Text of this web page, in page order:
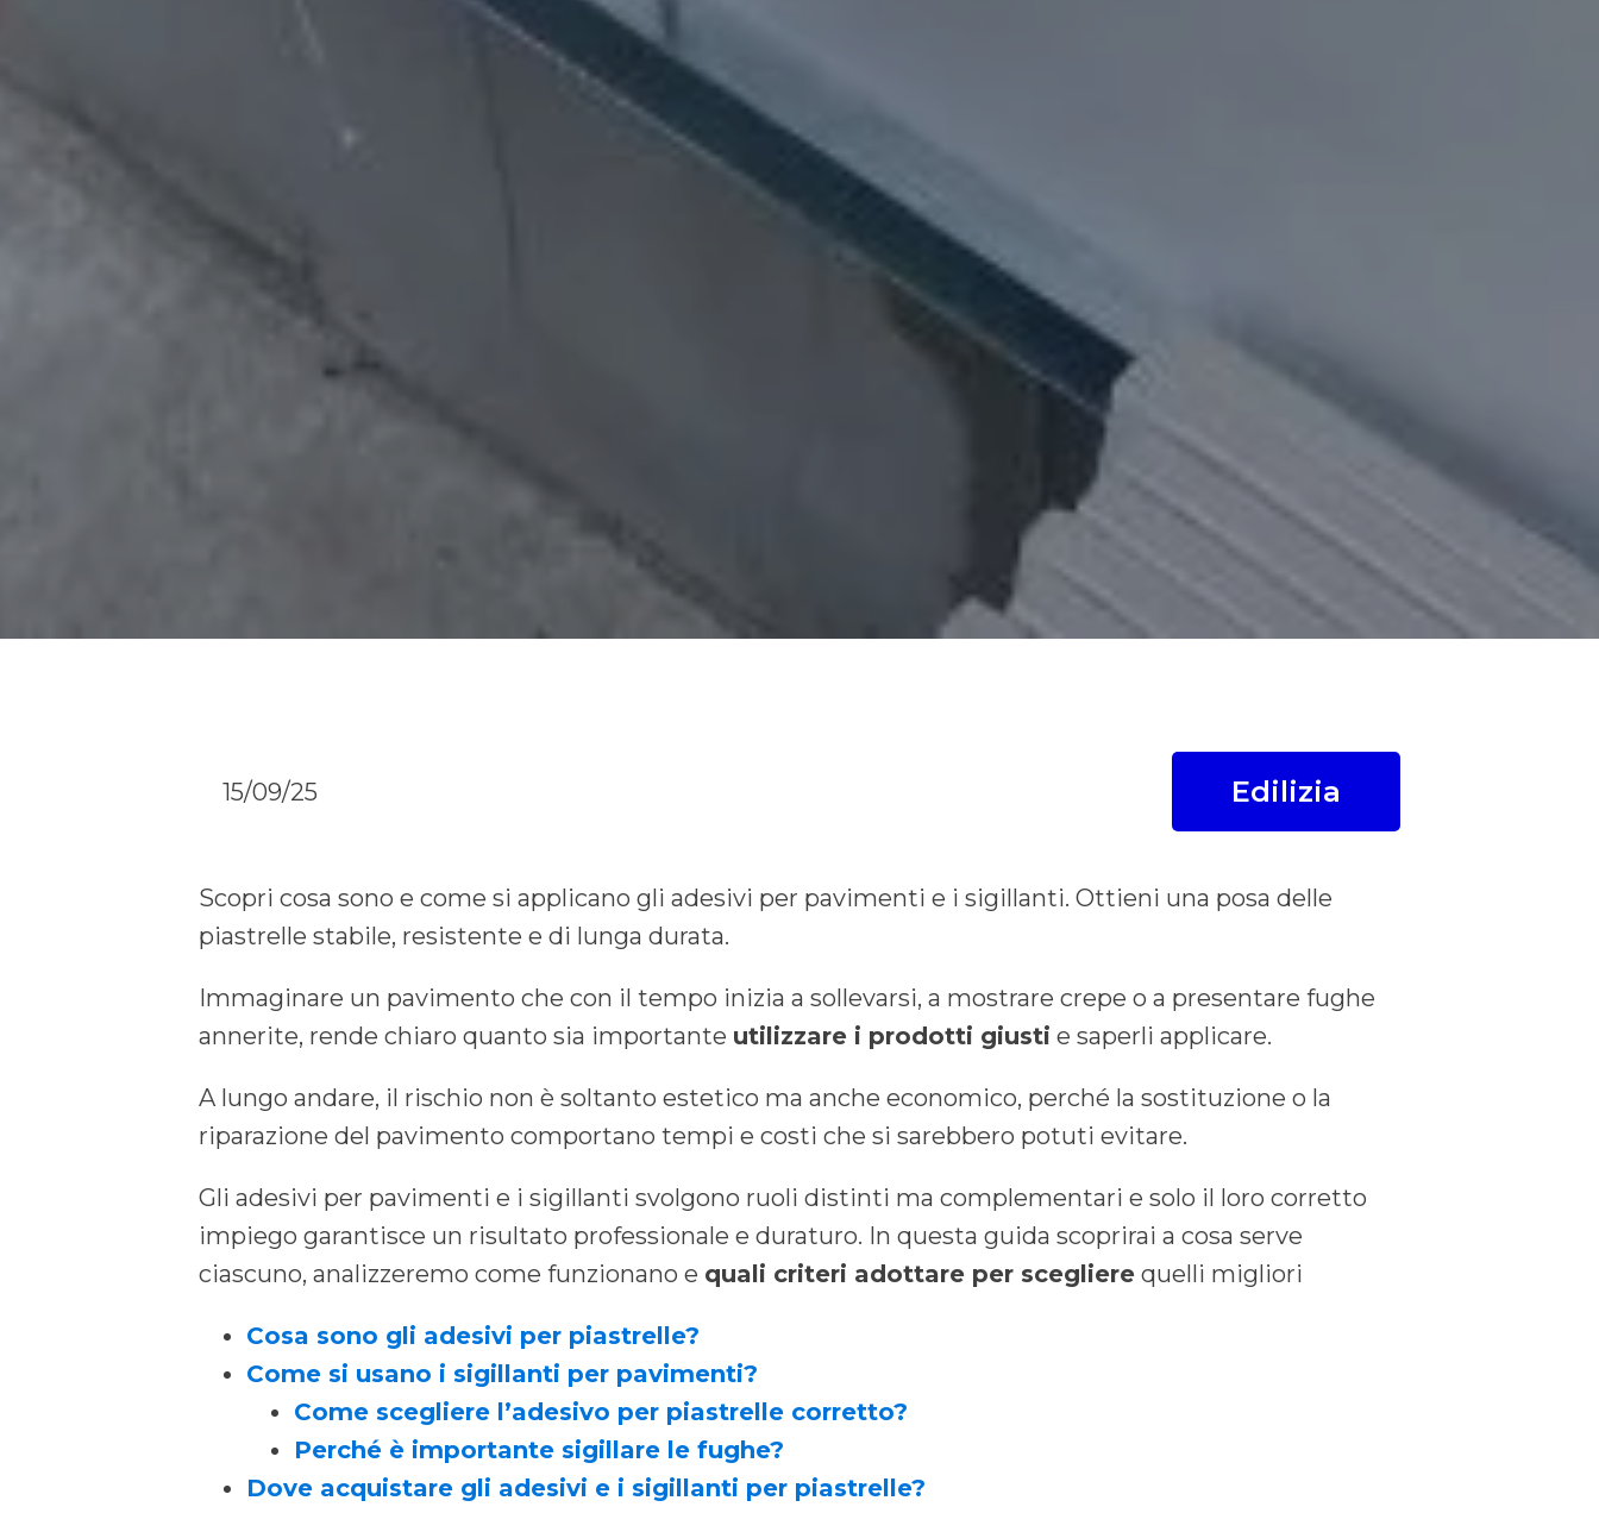
15/09/25 Edilizia
Scopri cosa sono e come si applicano gli adesivi per pavimenti e i sigillanti. Ottieni una posa delle
piastrelle stabile, resistente e di lunga durata.
Immaginare un pavimento che con il tempo inizia a sollevarsi, a mostrare crepe o a presentare fughe
annerite, rende chiaro quanto sia importante utilizzare i prodotti giusti e saperli applicare.
A lungo andare, il rischio non è soltanto estetico ma anche economico, perché la sostituzione o la
riparazione del pavimento comportano tempi e costi che si sarebbero potuti evitare.
Gli adesivi per pavimenti e i sigillanti svolgono ruoli distinti ma complementari e solo il loro corretto
impiego garantisce un risultato professionale e duraturo. In questa guida scoprirai a cosa serve
ciascuno, analizzeremo come funzionano e quali criteri adottare per scegliere quelli migliori
Cosa sono gli adesivi per piastrelle?
Come si usano i sigillanti per pavimenti?
Come scegliere l’adesivo per piastrelle corretto?
Perché è importante sigillare le fughe?
Dove acquistare gli adesivi e i sigillanti per piastrelle?